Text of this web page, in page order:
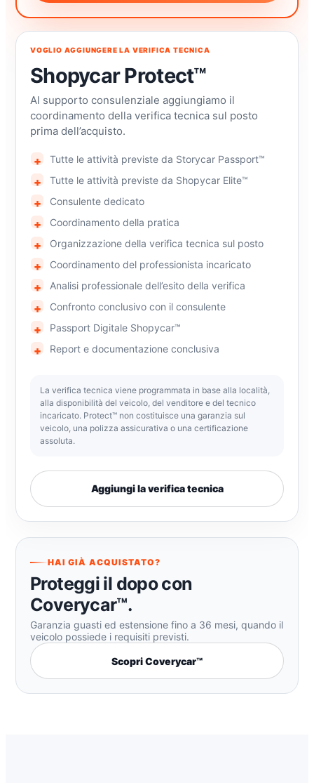
VOGLIO AGGIUNGERE LA VERIFICA TECNICA
Shopycar Protect™
Al supporto consulenziale aggiungiamo il
coordinamento della verifica tecnica sul posto
prima dell’acquisto.
Tutte le attività previste da Storycar Passport™
Tutte le attività previste da Shopycar Elite™
Consulente dedicato
Coordinamento della pratica
Organizzazione della verifica tecnica sul posto
Coordinamento del professionista incaricato
Analisi professionale dell’esito della verifica
Confronto conclusivo con il consulente
Passport Digitale Shopycar™
Report e documentazione conclusiva
La verifica tecnica viene programmata in base alla località,
alla disponibilità del veicolo, del venditore e del tecnico
incaricato. Protect™ non costituisce una garanzia sul
veicolo, una polizza assicurativa o una certificazione
assoluta.
Aggiungi la verifica tecnica
HAI GIÀ ACQUISTATO?
Proteggi il dopo con
Coverycar™.
Garanzia guasti ed estensione fino a 36 mesi, quando il
veicolo possiede i requisiti previsti.
Scopri Coverycar™